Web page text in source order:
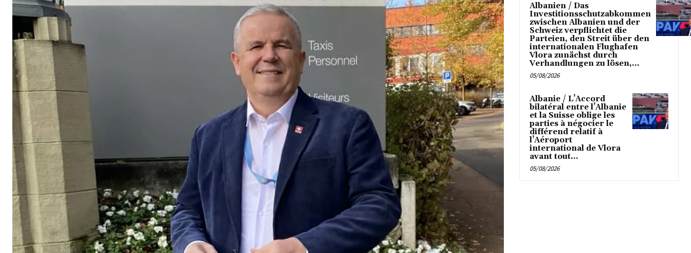
Albanien / Das
Investitionsschutzabkommen
zwischen Albanien und der
Schweiz verpflichtet die
Parteien, den Streit über den
internationalen Flughafen
Vlora zunächst durch
Verhandlungen zu lösen,...
05/08/2026
Albanie / L’Accord
bilatéral entre l’Albanie
et la Suisse oblige les
parties à négocier le
différend relatif à
l’Aéroport
international de Vlora
avant tout...
05/08/2026